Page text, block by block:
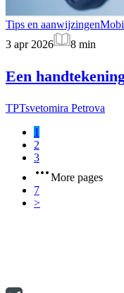
Tips en aanwijzingen
3 apr 2026
8 min
Een
TPTsvetomira Petrova
1
2
3
More pages
7
>